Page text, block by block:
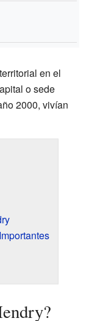
en el
o sede
2000, vivían